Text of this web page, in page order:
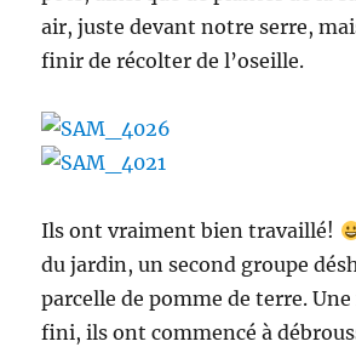
air, juste devant notre serre,
finir de récolter de l’oseille.
Ils ont vraiment bien travaillé!
du jardin, un second groupe
parcelle de pomme de terre.
fini, ils ont commencé à